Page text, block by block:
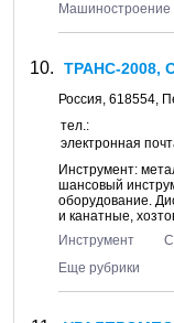
Машиностроение
ТРАНС-2008,
Россия, 618554,
тел.:
электронная
Инструмент:
шансовый
оборудование.
и канатные,
Инструмент
Еще рубрики